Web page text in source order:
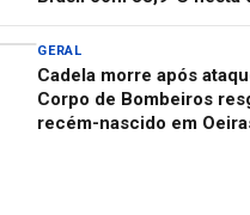
GERAL
Cadela morre após
Corpo de Bombeiros
recém-nascido em